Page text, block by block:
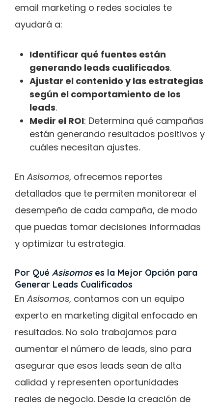
email marketing o redes sociales te
ayudará a:
Identificar qué fuentes están
generando leads cualificados.
Ajustar el contenido y las estrategias
según el comportamiento de los
leads.
Medir el ROI: Determina qué campañas
están generando resultados positivos y
cuáles necesitan ajustes.
En Asisomos, ofrecemos reportes
detallados que te permiten monitorear el
desempeño de cada campaña, de modo
que puedas tomar decisiones informadas
y optimizar tu estrategia.
Por Qué Asisomoses la Mejor Opción para
Generar Leads Cualificados
En Asisomos, contamos con un equipo
experto en marketing digital enfocado en
resultados. No solo trabajamos para
aumentar el número de leads, sino para
asegurar que esos leads sean de alta
calidad y representen oportunidades
reales de negocio. Desde la creación de